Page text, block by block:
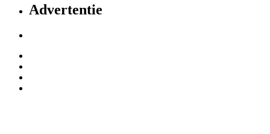
Advertentie